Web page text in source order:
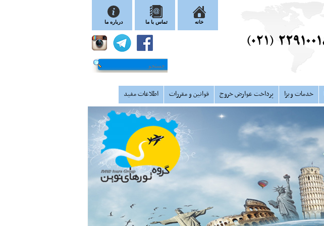
درباره ما تماس با ما خانه
خدمات ویزا پرداخت عوارض خروج قوانین و مقررات
اطلاعات مفید